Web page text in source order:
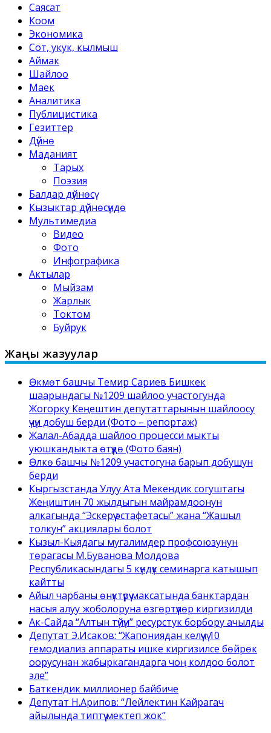
Саясат
Коом
Экономика
Сот, укук, кылмыш
Аймак
Шайлоо
Маек
Аналитика
Публицистика
Гезиттер
Дүйнө
Маданият
Тарых
Поэзия
Балдар дүйнөсү
Кызыктар дүйнөсүндө
Мультимедиа
Видео
Фото
Инфографика
Актылар
Мыйзам
Жарлык
Токтом
Буйрук
Жаңы жазуулар
Өкмөт башчы Темир Сариев Бишкек
шаарындагы №1209 шайлоо участогунда
Жогорку Кеңештин депутаттарынын шайлоосу
үчүн добуш берди (Фото – репортаж)
Жалал-Абадда шайлоо процесси мыкты
уюшкандыкта өтүүдө (Фото баян)
Өлкө башчы №1209 участогуна барып добушун
берди
Кыргызстанда Улуу Ата Мекендик согуштагы
Жеңиштин 70 жылдыгын майрамдоонун
алкагында “Эскерүү эстафетасы” жана “Жашыл
толкун” акциялары болот
Кызыл-Кыядагы мугалимдер профсоюзунун
төрагасы М.Буванова Молдова
Республикасындагы 5 күндүк семинарга катышып
кайтты
Айыл чарбаны өнүктүрүү максатында банктардан
насыя алуу жоболоруна өзгөртүүлөр киргизилди
Ак-Сайда “Алтын түйүн” ресурстук борбору ачылды
Депутат Э.Исаков: “Жапониядан келүүчү 10
гемодиализ аппараты ишке киргизилсе бөйрөк
оорусунан жабыркагандарга чоң колдоо болот
эле”
Баткендик миллионер байбиче
Депутат Н.Арипов: “Лейлектин Кайрагач
айылында типтүү мектеп жок”